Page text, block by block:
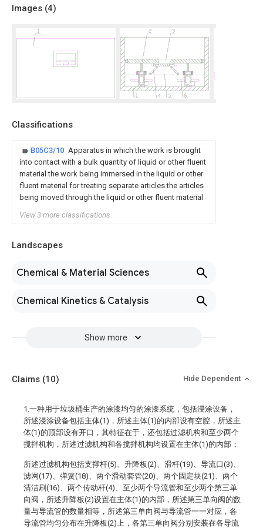
Images (4)
Classifications
B05C3/10 Apparatus in which the work is brought
into contact with a bulk quantity of liquid or other fluent
material the work being immersed in the liquid or other
fluent material for treating separate articles the articles
being moved through the liquid or other fluent material
View 3 more classifications
Landscapes
Chemical & Material Sciences
Chemical Kinetics & Catalysis
Show more
Claims (10) Hide Dependent
1.一种用于垃圾桶生产的涂漆均匀的涂漆系统，包括浸涂设备，
所述浸涂设备包括主体(1)，所述主体(1)的内部设有空腔，所述主
体(1)的顶部设有开口，其特征在于，还包括过滤机构和至少两个
搅拌机构，所述过滤机构和各搅拌机构均设置在主体(1)的内部；
所述过滤机构包括支撑杆(5)、升降板(2)、滑杆(19)、导流口(3)、
滤网(17)、弹簧(18)、两个滑动套管(20)、两个固定块(21)、两个
清洁刷(16)、两个传动杆(4)、至少两个导流管和至少两个第三单
向阀，所述升降板(2)设置在主体(1)的内部，所述第三单向阀的数
量与导流管的数量相等，所述第三单向阀与导流管一一对应，各
导流管均匀分布在升降板(2)上，各第三单向阀分别安装在各导流